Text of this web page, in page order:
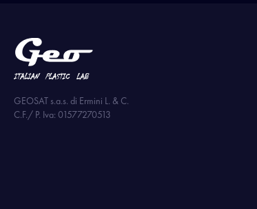
GEOSAT s.a.s. di Ermini L. & C.
C.F./ P. Iva: 01577270513